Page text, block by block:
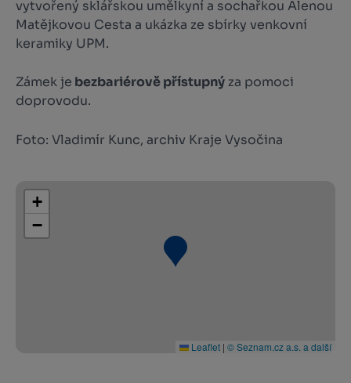
vytvořený sklářskou umělkyní a sochařkou Alenou
Matějkovou Cesta a ukázka ze sbírky venkovní
keramiky UPM.
Zámek je bezbariérově přístupný za pomoci
doprovodu.
Foto: Vladimír Kunc, archiv Kraje Vysočina
+
−
Leaflet | © Seznam.cz a.s. a další